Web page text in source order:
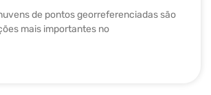
de pontos georreferenciadas são
mais importantes no